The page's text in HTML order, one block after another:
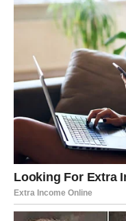
Posao i
pomak
Ovo je period kada
priznanje ili priliku da
nadređenim može
Moguće je:
unapređenje